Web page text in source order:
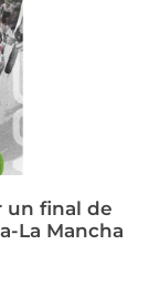
un final de
La Mancha